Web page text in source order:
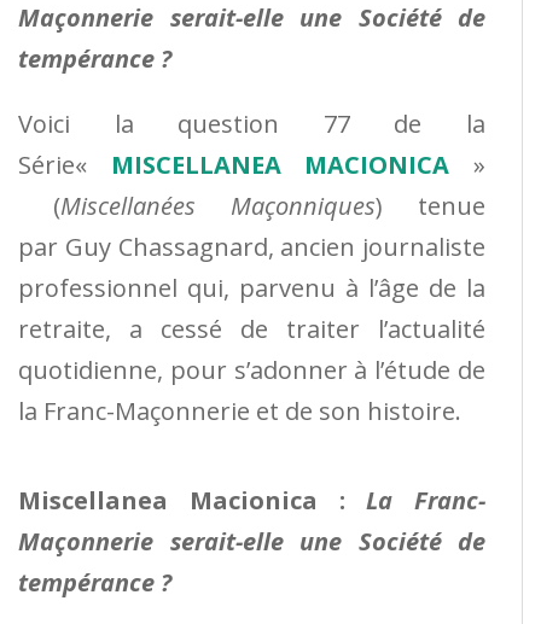
Maçonnerie serait-elle une Société de
tempérance ?
Voici la question 77 de la
Série« MISCELLANEA MACIONICA »
(Miscellanées Maçonniques) tenue
par Guy Chassagnard, ancien journaliste
professionnel qui, parvenu à l’âge de la
retraite, a cessé de traiter l’actualité
quotidienne, pour s’adonner à l’étude de
la Franc-Maçonnerie et de son histoire.
Miscellanea Macionica :La Franc-
Maçonnerie serait-elle une Société de
tempérance ?